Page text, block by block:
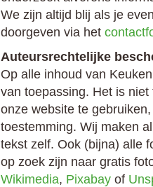
We zijn altijd blij als je
doorgeven via het
Auteursrechtelijke
Op alle inhoud van
van toepassing. Het is
onze website te
toestemming. Wij maken
tekst zelf. Ook (bijna) alle
op zoek zijn naar gratis
Wikimedia, Pixabay of